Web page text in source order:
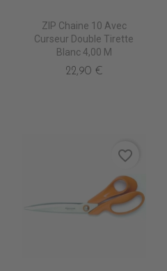
ZIP Chaine 10 Avec
Curseur Double Tirette
Blanc 4,00 M
22,90 €
favorite_border